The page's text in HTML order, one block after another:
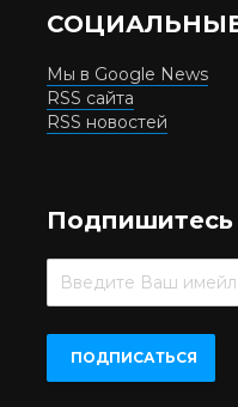
Мы в Google News
RSS сайта
RSS новостей
Подпишитесь